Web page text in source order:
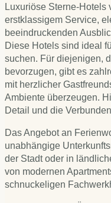
Luxuriöse Sterne-Hotels
erstklassigem Service,
beeindruckenden
Diese Hotels sind ideal
suchen. Für diejenigen,
bevorzugen, gibt es
mit herzlicher
Ambiente überzeugen.
Detail und die
Das Angebot an
unabhängige
der Stadt oder in
von modernen
schnuckeligen